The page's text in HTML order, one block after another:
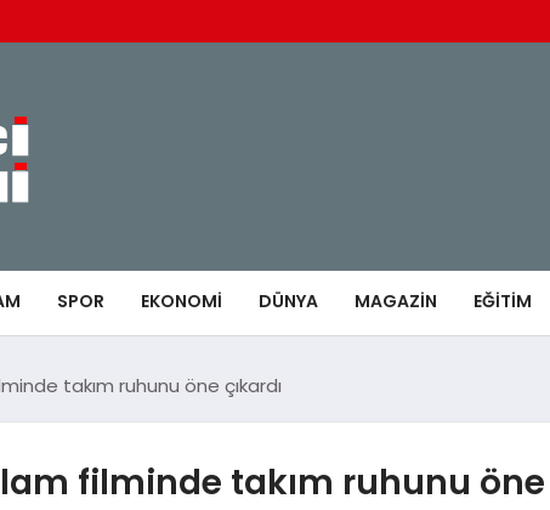
SPOR EKONOMI DÜNYA MAGAZIN EĞITIM
takım ruhunu öne çıkardı
filminde takım ruhunu öne